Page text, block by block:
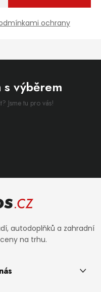
ochrany
s výběrem
Jsme tu pro vás!
autodoplňků a zahradní
na trhu.